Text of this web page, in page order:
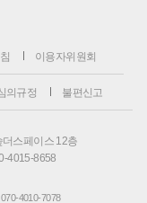
이용자위원회
의규정 불편신고
스페이스 12층
4015-8658
4010-7078